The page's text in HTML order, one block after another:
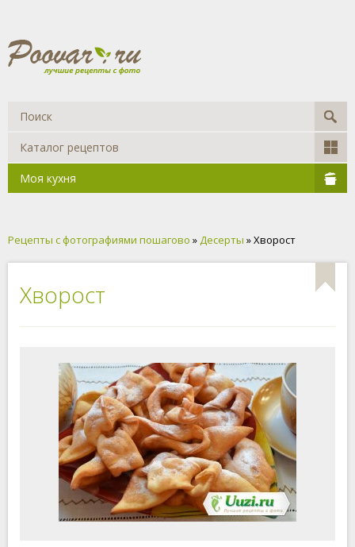
Каталог рецептов
Моя кухня
Рецепты с фотографиями пошагово »Десерты » Хворост
Хворост